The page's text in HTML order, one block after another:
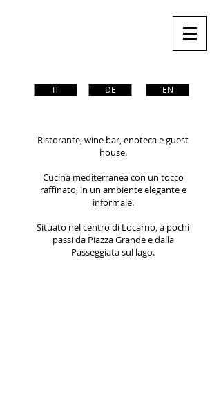
IT DE EN
Ristorante, wine bar, enoteca e guest
house.
Cucina mediterranea con un tocco
raffinato, in un ambiente elegante e
informale.
Situato nel centro di Locarno, a pochi
passi da Piazza Grande e dalla
Passeggiata sul lago.